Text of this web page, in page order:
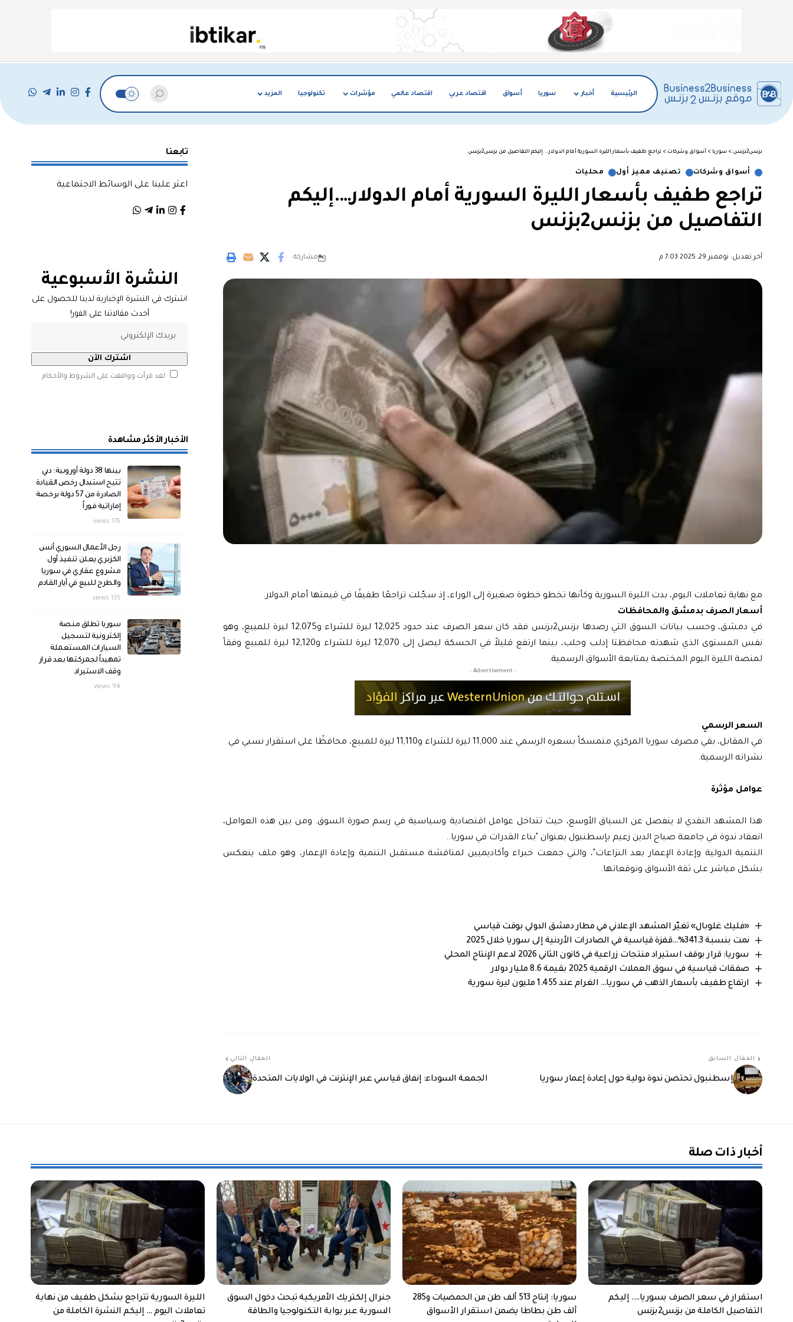
الرئيسية أخبار سوريا أسواق اقتصاد عربي اقتصاد عالمي مؤشرات تكنولوجيا المزيد
بزنس2بزنس > سوريا > أسواق وشركات > تراجع طفيف بأسعار الليرة السورية أمام الدولار….إليكم التفاصيل من بزنس2بزنس
أسواق وشركات تصنيف مميز أول محليات
تراجع طفيف بأسعار الليرة السورية أمام الدولار….إليكم
التفاصيل من بزنس2بزنس
آخر تعديل: نوفمبر 29, 2025 7:03 م مشاركة
مع نهاية تعاملات اليوم، بدت الليرة السورية وكأنها تخطو خطوة صغيرة إلى الوراء، إذ سجّلت تراجعًا طفيفًا في قيمتها أمام الدولار.
أسعار الصرف بدمشق والمحافظات
في دمشق، وحسب بيانات السوق التي رصدها بزنس2بزنس فقد كان سعر الصرف عند حدود 12,025 ليرة للشراء و12,075 ليرة للمبيع، وهو
نفس المستوى الذي شهدته محافظتا إدلب وحلب، بينما ارتفع قليلاً في الحسكة ليصل إلى 12,070 ليرة للشراء و12,120 ليرة للمبيع وفقاً
لمنصة الليرة اليوم المختصة بمتابعة الأسواق الرسمية.
- Advertisement -
السعر الرسمي
في المقابل، بقي مصرف سوريا المركزي متمسكاً بسعره الرسمي عند 11,000 ليرة للشراء و11,110 ليرة للمبيع، محافظًا على استقرار نسبي في
نشراته الرسمية.
عوامل مؤثرة
هذا المشهد النقدي لا ينفصل عن السياق الأوسع، حيث تتداخل عوامل اقتصادية وسياسية في رسم صورة السوق. ومن بين هذه العوامل،
انعقاد ندوة في جامعة صباح الدين زعيم بإسطنبول بعنوان "بناء القدرات في سوريا..
التنمية الدولية وإعادة الإعمار بعد النزاعات"، والتي جمعت خبراء وأكاديميين لمناقشة مستقبل التنمية وإعادة الإعمار، وهو ملف ينعكس
بشكل مباشر على ثقة الأسواق وتوقعاتها.
«فليك غلوبال» تغيّر المشهد الإعلاني في مطار دمشق الدولي بوقت قياسي
نمت بنسبة 341.3%…قفزة قياسية في الصادرات الأردنية إلى سوريا خلال 2025
سوريا: قرار بوقف استيراد منتجات زراعية في كانون الثاني 2026 لدعم الإنتاج المحلي
صفقات قياسية في سوق العملات الرقمية 2025 بقيمة 8.6 مليار دولار
ارتفاع طفيف بأسعار الذهب في سوريا… الغرام عند 1.455 مليون ليرة سورية
المقال السابق
إسطنبول تحتضن ندوة دولية حول إعادة إعمار سوريا
المقال التالي
الجمعة السوداء: إنفاق قياسي عبر الإنترنت في الولايات المتحدة
تابعنا
اعثر علينا على الوسائط الاجتماعية
النشرة الأسبوعية
اشترك في النشرة الإخبارية لدينا للحصول على
أحدث مقالاتنا على الفور!
لقد قرأت ووافقت على الشروط والأحكام
الأخبار الأكثر مشاهدة
بينها 38 دولة أوروبية: دبي
تتيح استبدال رخص القيادة
الصادرة من 57 دولة برخصة
إماراتية فوراً
175 views
رجل الأعمال السوري أنس
الكزبري يعلن تنفيذ أول
مشروع عقاري في سوريا
والطرح للبيع في آيار القادم
135 views
سوريا تطلق منصة
إلكترونية لتسجيل
السيارات المستعملة
تمهيداً لجمركتها بعد قرار
وقف الاستيراد
94 views
أخبار ذات صلة
استقرار في سعر الصرف بسوريا…. إليكم
التفاصيل الكاملة من بزنس2بزنس
سوريا: إنتاج 513 ألف طن من الحمضيات و285
ألف طن بطاطا يضمن استقرار الأسواق
جنرال إلكتريك الأمريكية تبحث دخول السوق
السورية عبر بوابة التكنولوجيا والطاقة
الليرة السورية تتراجع بشكل طفيف من نهاية
تعاملات اليوم … إليكم النشرة الكاملة من